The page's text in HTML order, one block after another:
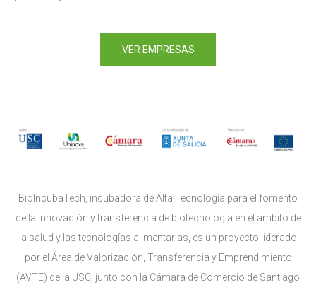
VER EMPRESAS
BioIncubaTech, incubadora de Alta Tecnología para el fomento
de la innovación y transferencia de biotecnología en el ámbito de
la salud y las tecnologías alimentarias, es un proyecto liderado
por el Área de Valorización, Transferencia y Emprendimiento
(AVTE) de la USC, junto con la Cámara de Comercio de Santiago